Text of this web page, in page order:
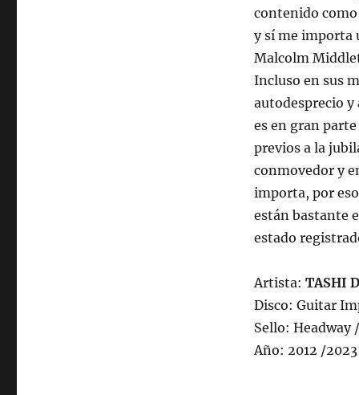
contenido como
y sí me importa
Malcolm
Incluso en sus
autodesprecio
es en gran
previos a la
conmovedor y
importa, por
están bastante
estado
Artista: TASHI
Disco: Guitar
Sello: Headway
Año: 2012 /2023